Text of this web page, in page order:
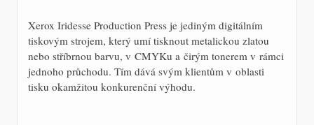
Xerox Iridesse Production Press je jediným digitálním
tiskovým strojem, který umí tisknout metalickou zlatou
nebo stříbrnou barvu, v CMYKu a čirým tonerem v rámci
jednoho průchodu. Tím dává svým klientům v oblasti
tisku okamžitou konkurenční výhodu.